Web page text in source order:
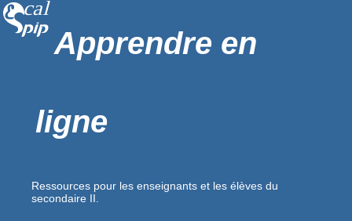
Apprendre en
ligne
Ressources pour les enseignants et les élèves du
secondaire II.